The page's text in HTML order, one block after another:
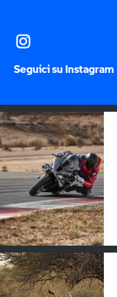
Seguici su Instagram